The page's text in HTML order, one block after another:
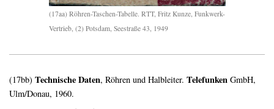
(17aa) Röhren-Taschen-Tabelle. RTT, Fritz Kunze, Funkwerk-
Vertrieb, (2) Potsdam, Seestraße 43, 1949
(17bb) Technische Daten, Röhren und Halbleiter. Telefunken GmbH,
Ulm/Donau, 1960.